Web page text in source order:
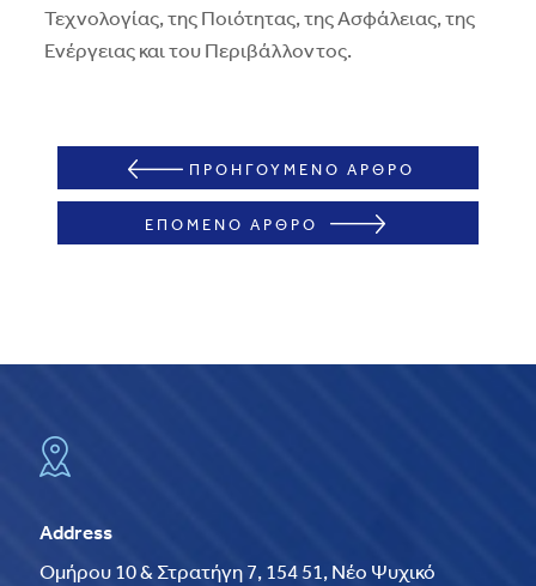
Τεχνολογίας, της Ποιότητας, της Ασφάλειας, της
Ενέργειας και του Περιβάλλοντος.
ΠΡΟΗΓΟΥΜΕΝΟ ΑΡΘΡΟ
ΕΠΟΜΕΝΟ ΑΡΘΡΟ
Address
Ομήρου 10 & Στρατήγη 7, 154 51, Νέο Ψυχικό